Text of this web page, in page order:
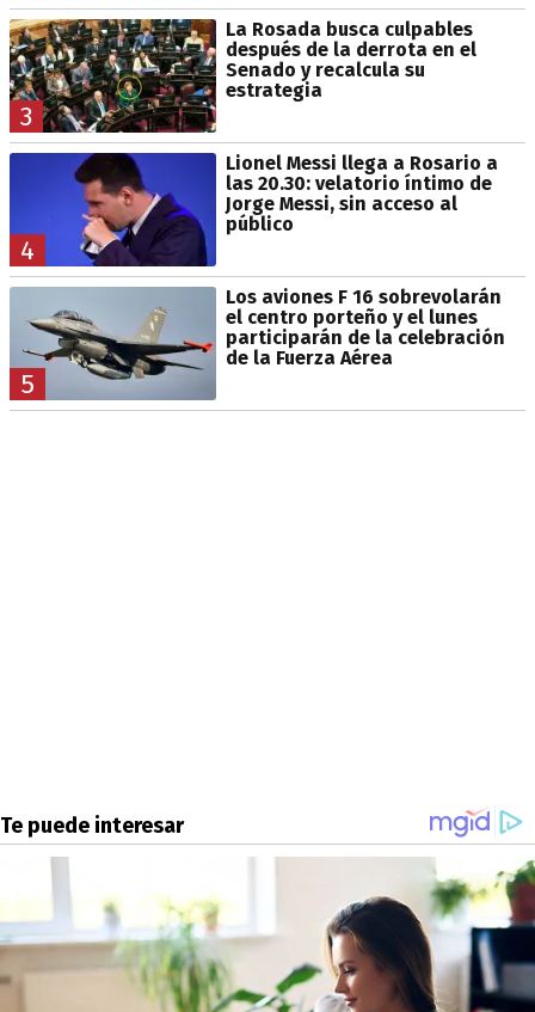
3
La Rosada busca culpables
después de la derrota en el
Senado y recalcula su
estrategia
4
Lionel Messi llega a Rosario a
las 20.30: velatorio íntimo de
Jorge Messi, sin acceso al
público
5
Los aviones F 16 sobrevolarán
el centro porteño y el lunes
participarán de la celebración
de la Fuerza Aérea